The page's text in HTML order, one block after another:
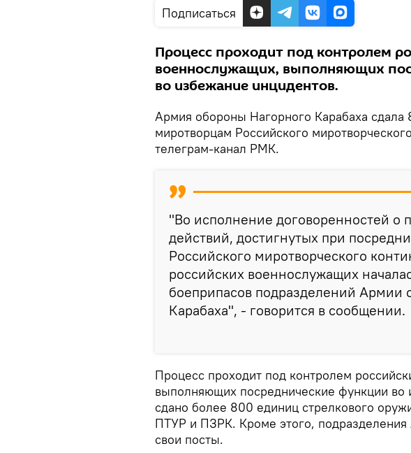
Подписаться
Процесс проходит под контролем
военнослужащих, выполняющих
во избежание инцидентов.
Армия обороны Нагорного Карабаха
миротворцам Российского
телеграм-канал РМК.
"Во исполнение договоренностей о
действий, достигнутых при
Российского миротворческого
российских военнослужащих
боеприпасов подразделений Армии
Карабаха", - говорится в сообщении.
Процесс проходит под контролем
выполняющих посреднические функции во
сдано более 800 единиц стрелкового
ПТУР и ПЗРК. Кроме этого,
свои посты.